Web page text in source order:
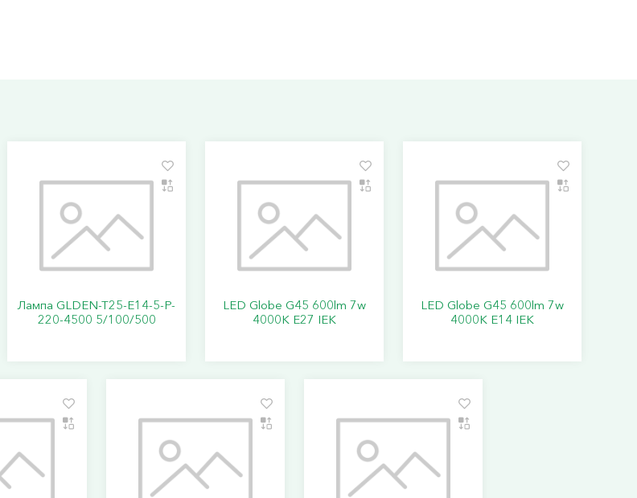
Лампа GLDEN-T25-E14-5-P-
220-4500 5/100/500
LED Globe G45 600lm 7w
4000K E27 IEK
LED Globe G45 600lm 7w
4000K E14 IEK